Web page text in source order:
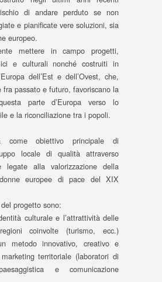
di andare perduto se non
e pianificate vere soluzioni, sia
europeo.
mettere in campo progetti,
e culturali nonché costruiti in
dell’Est e dell’Ovest, che,
fra passato e futuro, favoriscano la
parte d’Europa verso lo
e la riconciliazione tra i popoli.
obiettivo principale di
locale di qualità attraverso
legate alla valorizzazione della
europee di pace del XIX
progetto sono:
culturale e l’attrattività delle
coinvolte (turismo, ecc.)
metodo innovativo, creativo e
territoriale (laboratori di
e comunicazione